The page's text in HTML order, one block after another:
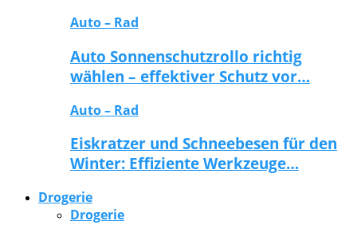
Auto – Rad
Auto Sonnenschutzrollo richtig
wählen – effektiver Schutz vor…
Auto – Rad
Eiskratzer und Schneebesen für den
Winter: Effiziente Werkzeuge…
Drogerie
Drogerie